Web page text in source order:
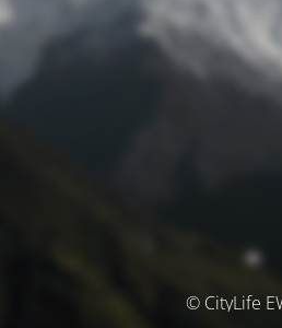
© CityLife